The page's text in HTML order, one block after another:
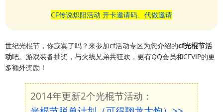
CF传说炽阳活动 开卡邀请码、代做邀请
世纪光棍节，你寂寞了吗？来参加cf活动专区为您介绍的cf光棍节活
动吧。游戏装备抽奖，与火线兄弟共狂欢，更有QQ会员和CFVIP的更
多额外奖励！
2014年更新2个光棍节活动：